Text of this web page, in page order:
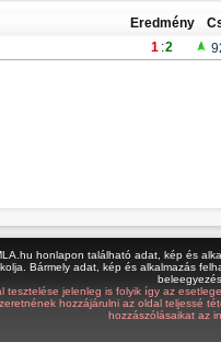
Eredmény
1 :2
honlapon található adat, kép és
Bármely adat, kép és alkalmazás
tesztelése jelenleg is folyik így az
hozzájárulni az oldal teljessé
hozzászólásaikat az